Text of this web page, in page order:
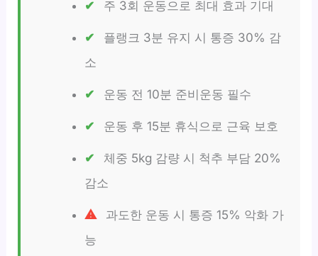
주 3회 운동으로 최대 효과 기대
플랭크 3분 유지 시 통증 30% 감
소
운동 전 10분 준비운동 필수
운동 후 15분 휴식으로 근육 보호
체중 5kg 감량 시 척추 부담 20%
감소
과도한 운동 시 통증 15% 악화 가
능